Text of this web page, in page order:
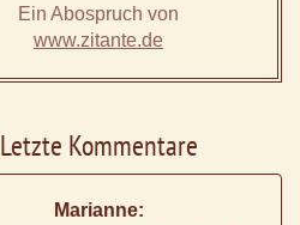
Ein Abospruch von
www.zitante.de
Letzte Kommentare
Marianne: